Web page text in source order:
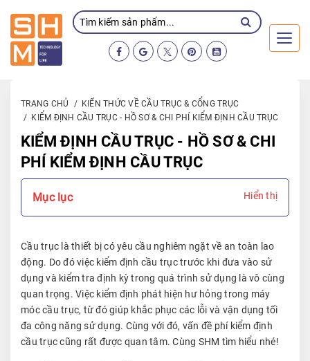
TRANG CHỦ
KIẾN THỨC VỀ CẦU TRỤC & CỔNG TRỤC
KIỂM ĐỊNH CẦU TRỤC - HỒ SƠ & CHI PHÍ KIỂM ĐỊNH CẦU TRỤC
KIỂM ĐỊNH CẦU TRỤC - HỒ SƠ & CHI
PHÍ KIỂM ĐỊNH CẦU TRỤC
Mục lục Hiển thị
Cầu trục là thiết bị có yêu cầu nghiêm ngặt về an toàn lao
động. Do đó việc kiểm định cầu trục trước khi đưa vào sử
dụng và kiểm tra định kỳ trong quá trình sử dụng là vô cùng
quan trọng. Việc kiểm định phát hiện hư hỏng trong máy
móc cầu trục, từ đó giúp khắc phục các lỗi và vận dụng tối
đa công năng sử dụng. Cùng với đó, vấn đề phí kiểm định
cầu trục cũng rất được quan tâm. Cùng SHM tìm hiểu nhé!